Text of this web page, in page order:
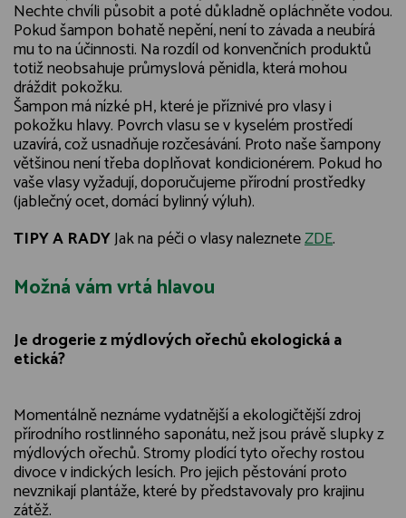
Nechte chvíli působit a poté důkladně opláchněte vodou.
Pokud šampon bohatě nepění, není to závada a neubírá
mu to na účinnosti. Na rozdíl od konvenčních produktů
totiž neobsahuje průmyslová pěnidla, která mohou
dráždit pokožku.
Šampon má nízké pH, které je příznivé pro vlasy i
pokožku hlavy. Povrch vlasu se v kyselém prostředí
uzavírá, což usnadňuje rozčesávání. Proto naše šampony
většinou není třeba doplňovat kondicionérem. Pokud ho
vaše vlasy vyžadují, doporučujeme přírodní prostředky
(jablečný ocet, domácí bylinný výluh).
TIPY A RADYJak na péči o vlasy nalezneteZDE.
Možná vám vrtá hlavou
Je drogerie z mýdlových ořechů ekologická a
etická?
Momentálně neznáme vydatnější a ekologičtější zdroj
přírodního rostlinného saponátu, než jsou právě slupky z
mýdlových ořechů. Stromy plodící tyto ořechy rostou
divoce v indických lesích. Pro jejich pěstování proto
nevznikají plantáže, které by představovaly pro krajinu
zátěž.